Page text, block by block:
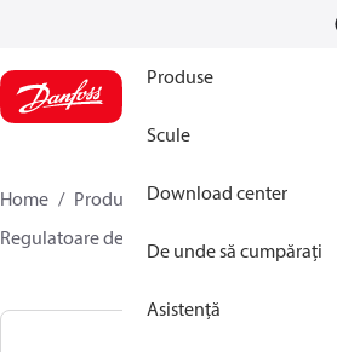
Produse
Scule
Download center
De unde să cumpărați
Asistență
Home Produse
Climate Solutions
Regulatoare de presiune și de debit